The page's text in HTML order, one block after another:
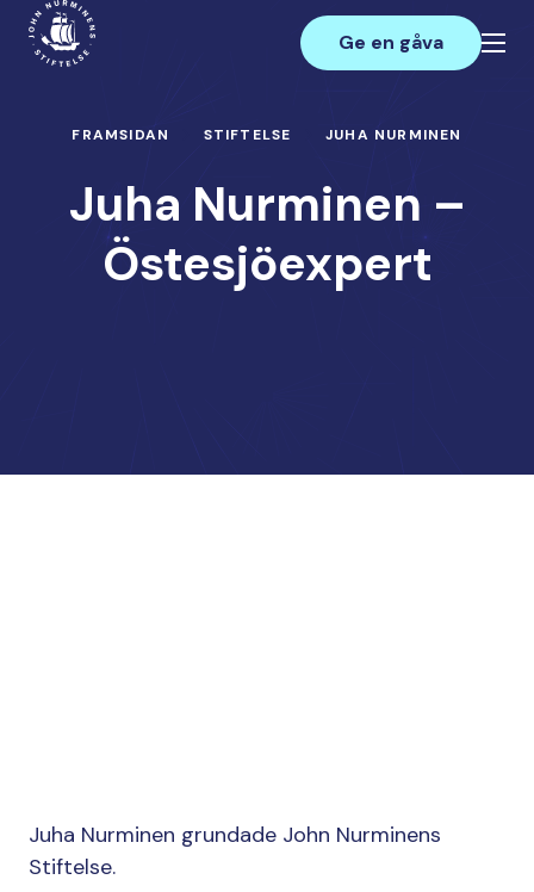
Hoppa
innehåll
Main
Ge en gåva
FRAMSIDAN STIFTELSE JUHA NURMINEN
Juha Nurminen –
Östesjöexpert
Change cookie settings
Juha Nurminen grundade John Nurminens
Stiftelse.